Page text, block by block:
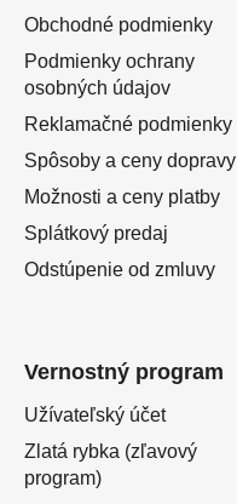
Obchodné podmienky
Podmienky ochrany
osobných údajov
Reklamačné podmienky
Spôsoby a ceny dopravy
Možnosti a ceny platby
Splátkový predaj
Odstúpenie od zmluvy
Vernostný program
Užívateľský účet
Zlatá rybka (zľavový
program)